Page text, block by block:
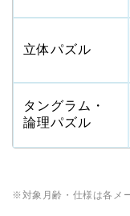
立体パズル
タングラム・
論理パズル
※対象月齢・仕様は各メ